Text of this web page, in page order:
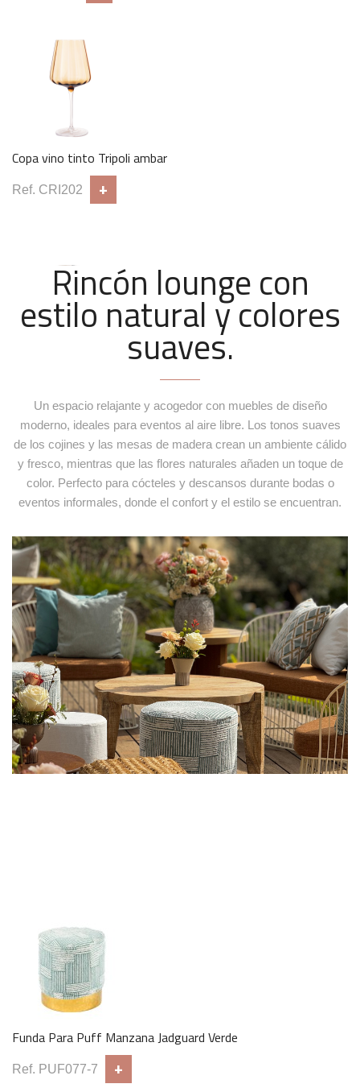
Ref. SIL023
Copa vino tinto Tripoli ambar
Ref. CRI202 +
Candelabro King 7 brazos pequeño
Ref. CAN062 +
Plato de pan Mía
Tenedor trinchero Neo Blanco
Ref. CUB160
Rincón lounge con
estilo natural y colores
suaves.
Un espacio relajante y acogedor con muebles de diseño
moderno, ideales para eventos al aire libre. Los tonos suaves
de los cojines y las mesas de madera crean un ambiente cálido
y fresco, mientras que las flores naturales añaden un toque de
color. Perfecto para cócteles y descansos durante bodas o
eventos informales, donde el confort y el estilo se encuentran.
Funda Para Puff Manzana Jadguard Verde
Ref. PUF077-7 +